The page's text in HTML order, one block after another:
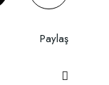
Paylaş